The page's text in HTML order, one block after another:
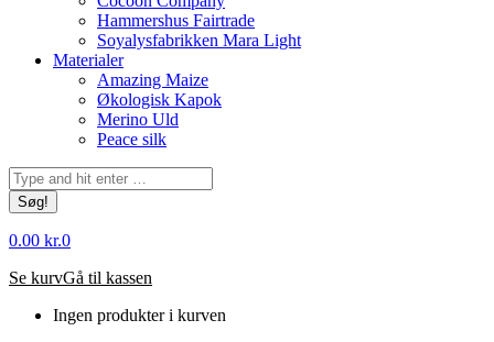
Hammershus Fairtrade
Soyalysfabrikken Mara Light
Materialer
Amazing Maize
Økologisk Kapok
Merino Uld
Peace silk
Søg:
0.00 kr.0
Se kurvGå til kassen
Ingen produkter i kurven